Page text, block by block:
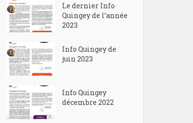
Le dernier Info
Quingey de l’année
2023
Info Quingey de
juin 2023
Info Quingey
décembre 2022